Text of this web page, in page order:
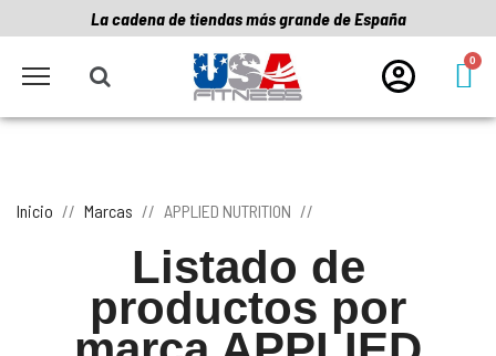
La cadena de tiendas más grande de España
Inicio Marcas APPLIED NUTRITION
Listado de
productos por